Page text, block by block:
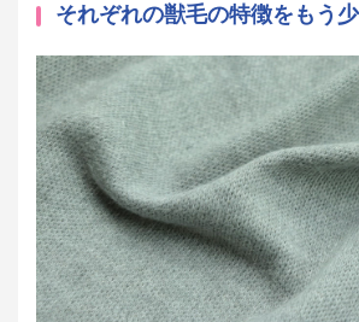
それぞれの獣毛の特徴をもう